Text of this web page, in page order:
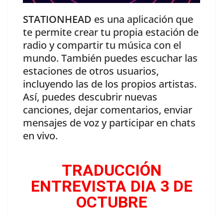
STATIONHEAD es una aplicación que
te permite crear tu propia estación de
radio y compartir tu música con el
mundo. También puedes escuchar las
estaciones de otros usuarios,
incluyendo las de los propios artistas.
Así, puedes descubrir nuevas
canciones, dejar comentarios, enviar
mensajes de voz y participar en chats
en vivo.
TRADUCCIÓN
ENTREVISTA DIA 3 DE
OCTUBRE